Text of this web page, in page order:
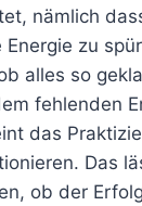
nämlich
Energie zu
alles so
fehlenden
das
Das
ob der